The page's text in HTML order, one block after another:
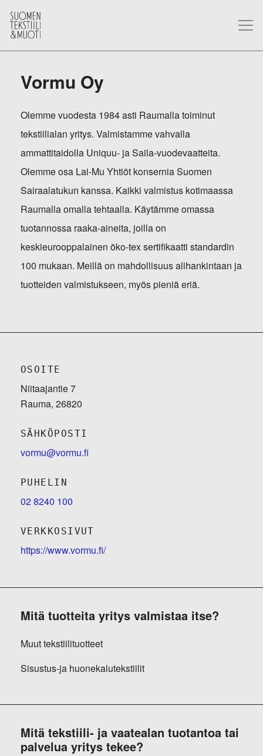
Vormu Oy
Olemme vuodesta 1984 asti Raumalla toiminut
tekstiilialan yritys. Valmistamme vahvalla
ammattitaidolla Uniquu- ja Saila-vuodevaatteita.
Olemme osa Lai-Mu Yhtiöt konsernia Suomen
Sairaalatukun kanssa. Kaikki valmistus kotimaassa
Raumalla omalla tehtaalla. Käytämme omassa
tuotannossa raaka-aineita, joilla on
keskieurooppalainen öko-tex sertifikaatti standardin
100 mukaan. Meillä on mahdollisuus alihankintaan ja
tuotteiden valmistukseen, myös pieniä eriä.
OSOITE
Niitaajantie 7
Rauma, 26820
SÄHKÖPOSTI
vormu@vormu.fi
PUHELIN
02 8240 100
VERKKOSIVUT
https://www.vormu.fi/
Mitä tuotteita yritys valmistaa itse?
Muut tekstiilituotteet
Sisustus-ja huonekalutekstiilit
Mitä tekstiili- ja vaatealan tuotantoa tai
palvelua yritys tekee?